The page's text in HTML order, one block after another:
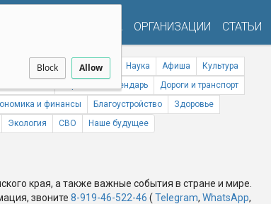
Block Allow
АФИША ОРГАНИЗАЦИИ СТАТЬИ
Спорт Происшествия Наука Афиша
Культура
Народный календарь
Дороги и транспорт
и финансы Благоустройство
Здоровье
Экология СВО Наше будущее
края, а также важные события в стране и мире.
звоните 8-919-46-522-46 ( Telegram, WhatsApp,